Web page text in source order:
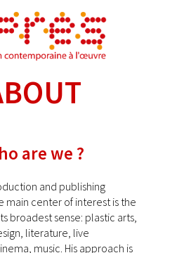
are we ?
and publishing
main center of interest is the
broadest sense: plastic arts,
literature, live
music. His approach is